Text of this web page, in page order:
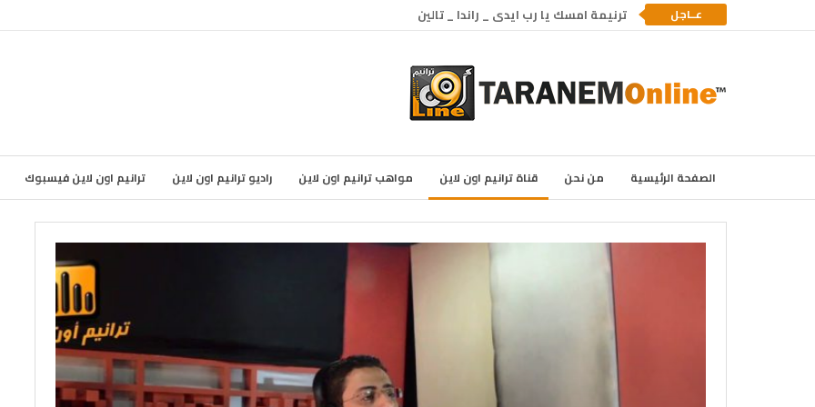
عــاجل ترنيمة امسك يا رب ايدى _ راندا _ تالين
الصفحة الرئيسية من نحن قناة ترانيم اون لاين مواهب ترانيم اون لاين راديو ترانيم اون لاين ترانيم اون لاين فيسبوك